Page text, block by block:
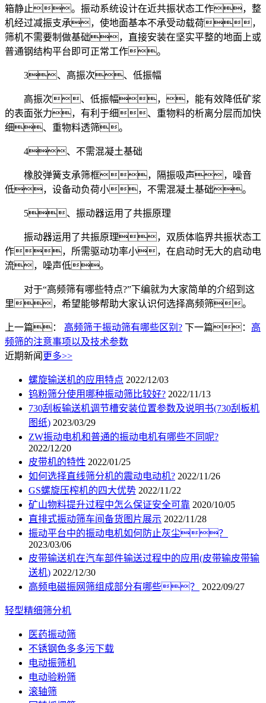
箱静止。振动系统设计在近共振状态工作，整
机经过减振支承，使地面基本不承受动载荷，
筛机不需要制做基础，直接安装在坚实平整的地面上或
普通钢结构平台即可正常工作。
3、高振次、低振幅
高振次、低振幅，，能有效降低矿浆
的表面张力，有利于细、重物料的析离分层而加快
细、重物料透筛。
4、不需混凝土基础
橡胶弹簧支承筛框，隔振吸声，噪音
低，设备动负荷小，不需混凝土基础。
5、振动器运用了共振原理
振动器运用了共振原理，双质体临界共振状态工
作，所需驱动功率小，在启动时无大的启动电
流，噪声低。
对于“高频筛有哪些特点?”下编就为大家简单的介绍到这
里，希望能够帮助大家认识何选择高频筛。
上一篇： 高频筛于振动筛有哪些区别? 下一篇： 高
频筛的注意事项以及技术参数
近期新闻 更多>>
螺旋输送机的应用特点 2022/12/03
钨粉筛分使用哪种振动筛比较好? 2022/11/13
730刮板输送机调节槽安装位置参数及说明书(730刮板机
图纸) 2023/03/29
ZW振动电机和普通的振动电机有哪些不同呢?
2022/12/20
皮带机的特性 2022/01/25
如何选择直线筛分机的震动电动机? 2022/11/26
GS螺旋压榨机的四大优势 2022/11/22
矿山物料提升过程中怎么保证安全可靠 2020/10/05
直排式振动筛车间备货图片展示 2022/11/28
振动平台中的振动电机如何防止灰尘？
2023/03/06
皮带输送机在汽车部件输送过程中的应用(皮带输皮带输
送机) 2022/12/30
高频电磁振网筛组成部分有哪些？
2022/09/27
轻型精细筛分机
医药振动筛
不锈钢色多多污下载
电动振筛机
电动验粉筛
滚轴筛